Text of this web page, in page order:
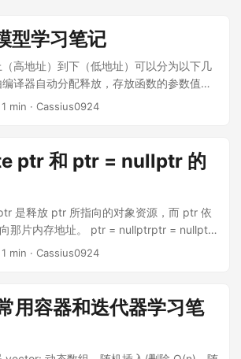
型学习笔记
高地址）到下（低地址）可以分为以下几
译器自动分配释放，存放函数的参数值、
区：由程序员分配释放，若程序员不释
已初始化 了的全局变量和静态变量，.bss
变量。 常量区：就是 .rodata 段，存放常
数体的代码。
1 min · Cassius0924
ptr 和 ptr = nullptr 的
是释放 ptr 所指向的对象资源，而 ptr 依
那片内存地址。 ptr = nullptrptr = nullptr
，和其所指向的对象没关系。 试着实现一
UniquePtr(T *ptr) : _ptr(ptr) { }
_ptr; // 无需置 nullptr，因为析构函数会
毁 // 置空无意义 } // 拷贝构造 删除
&) = delete; UniquePtr
1 min · Cassius0924
用容器和迭代器学习笔